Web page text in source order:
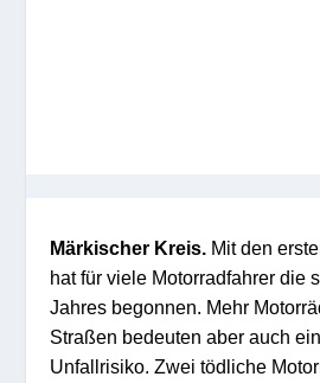
Märkischer Kreis. Mit den
hat für viele Motorradfahrer die
Jahres begonnen. Mehr
Straßen bedeuten aber auch
Unfallrisiko. Zwei tödliche